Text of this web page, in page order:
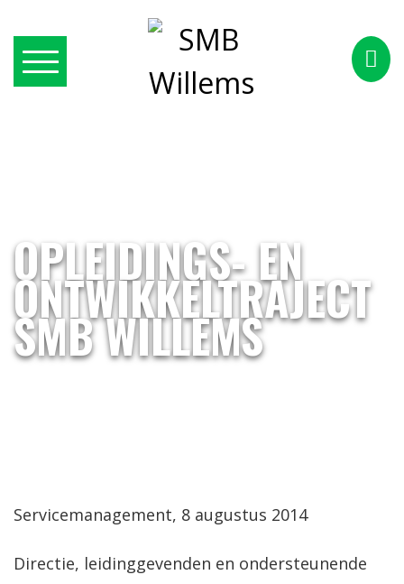
OPLEIDINGS- EN
ONTWIKKELTRAJECT
SMB WILLEMS
Servicemanagement, 8 augustus 2014
Directie, leidinggevenden en ondersteunende